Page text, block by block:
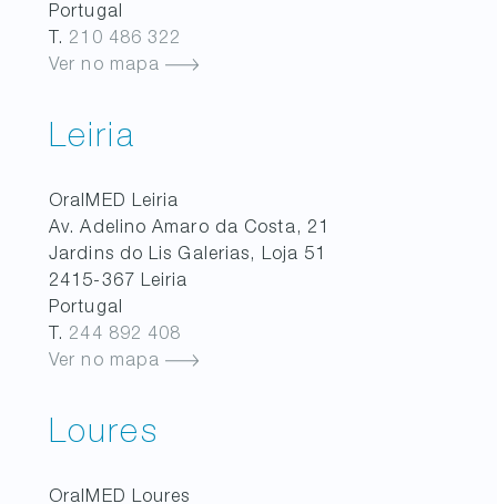
Portugal
T. 210 486 322
Ver no mapa
Leiria
OralMED Leiria
Av. Adelino Amaro da Costa, 21
Jardins do Lis Galerias, Loja 51
2415-367 Leiria
Portugal
T. 244 892 408
Ver no mapa
Loures
OralMED Loures